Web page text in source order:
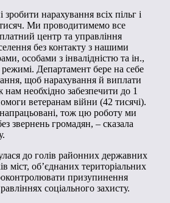
нарахування всіх пільг і
Ми проводитимемо все
центр та управління
без контакту з нашими
особами з інвалідністю та ін.,
Департамент бере на себе
щоб нарахування й виплати
нам необхідно забезпечити до 1
ветеранам війни (42 тисячі).
тож цю роботу ми
звернень громадян, – сказала
до голів районних державних
міст, об’єднаних територіальних
призупинення
соціального захисту.